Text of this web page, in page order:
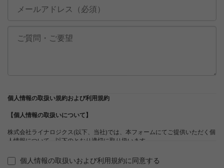
個人情報の取扱い規約および利用規約
【個人情報の取扱いについて】
株式会社ライナロジクス(以下、当社)では、本フォームにてご提供いただく個
人情報について、以下のとおり適切に取り扱います。
願いいたします。
個人情報の取扱いおよび利用規約に同意する